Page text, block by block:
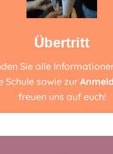
Übertritt
Sie alle
Schule sowie zur
freuen uns auf euch!